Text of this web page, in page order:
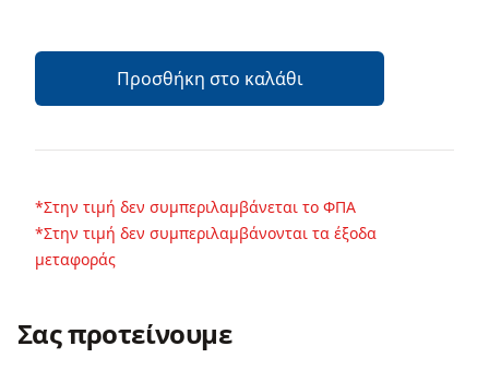
Προσθήκη στο καλάθι
*Στην τιμή δεν συμπεριλαμβάνεται το ΦΠΑ
*Στην τιμή δεν συμπεριλαμβάνονται τα έξοδα
μεταφοράς
Σας προτείνουμε